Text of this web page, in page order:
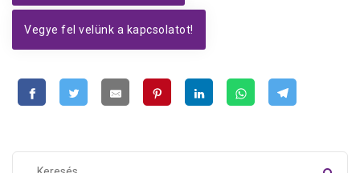
Vegye fel velünk a kapcsolatot!